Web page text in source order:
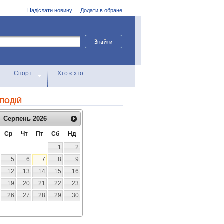
Додати в обране
Надіслати новину
Спорт Хто є хто
Серпень 2026
Ср Чт Пт Сб
Нд
1
2
5 6 7 8
9
12 13 14 15
16
19 20 21 22
23
26 27 28 29
30